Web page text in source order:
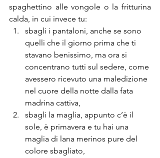
spaghettino alle vongole o la fritturina
calda, in cui invece tu:
sbagli i pantaloni, anche se sono
quelli che il giorno prima che ti
stavano benissimo, ma ora si
concentrano tutti sul sedere, come
avessero ricevuto una maledizione
nel cuore della notte dalla fata
madrina cattiva,
sbagli la maglia, appunto c’è il
sole, è primavera e tu hai una
maglia di lana merinos pure del
colore sbagliato,